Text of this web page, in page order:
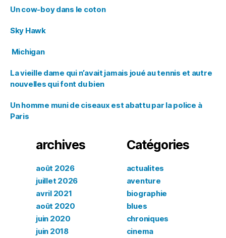
Un cow-boy dans le coton
Sky Hawk
Michigan
La vieille dame qui n’avait jamais joué au tennis et autre
nouvelles qui font du bien
Un homme muni de ciseaux est abattu par la police à
Paris
archives
août 2026
juillet 2026
avril 2021
août 2020
juin 2020
juin 2018
Catégories
actualites
aventure
biographie
blues
chroniques
cinema